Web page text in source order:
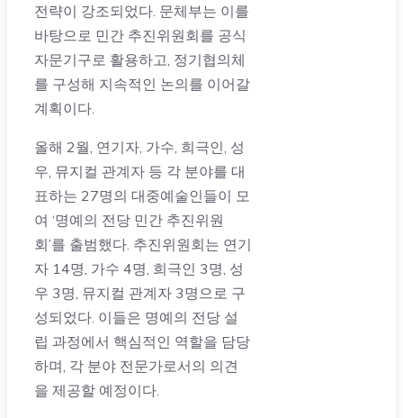
전략이 강조되었다. 문체부는 이를
바탕으로 민간 추진위원회를 공식
자문기구로 활용하고, 정기협의체
를 구성해 지속적인 논의를 이어갈
계획이다.
올해 2월, 연기자, 가수, 희극인, 성
우, 뮤지컬 관계자 등 각 분야를 대
표하는 27명의 대중예술인들이 모
여 ‘명예의 전당 민간 추진위원
회’를 출범했다. 추진위원회는 연기
자 14명, 가수 4명, 희극인 3명, 성
우 3명, 뮤지컬 관계자 3명으로 구
성되었다. 이들은 명예의 전당 설
립 과정에서 핵심적인 역할을 담당
하며, 각 분야 전문가로서의 의견
을 제공할 예정이다.